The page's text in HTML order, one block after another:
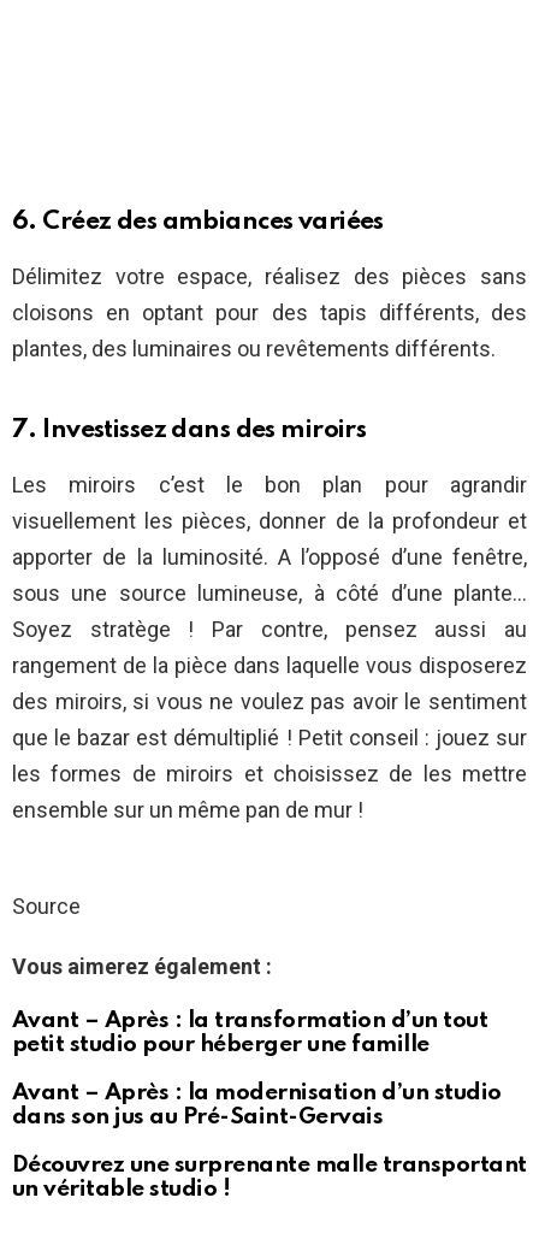
6. Créez des ambiances variées
Délimitez votre espace, réalisez des pièces sans
cloisons en optant pour des tapis différents, des
plantes, des luminaires ou revêtements différents.
7. Investissez dans des miroirs
Les miroirs c’est le bon plan pour agrandir
visuellement les pièces, donner de la profondeur et
apporter de la luminosité. A l’opposé d’une fenêtre,
sous une source lumineuse, à côté d’une plante…
Soyez stratège ! Par contre, pensez aussi au
rangement de la pièce dans laquelle vous disposerez
des miroirs, si vous ne voulez pas avoir le sentiment
que le bazar est démultiplié ! Petit conseil : jouez sur
les formes de miroirs et choisissez de les mettre
ensemble sur un même pan de mur !
Source
Vous aimerez également :
Avant – Après : la transformation d’un tout
petit studio pour héberger une famille
Avant – Après : la modernisation d’un studio
dans son jus au Pré-Saint-Gervais
Découvrez une surprenante malle transportant
un véritable studio !